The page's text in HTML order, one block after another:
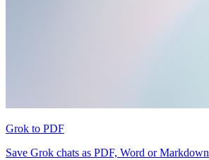
Grok to PDF
Save Grok chats as PDF, Word or Markdown